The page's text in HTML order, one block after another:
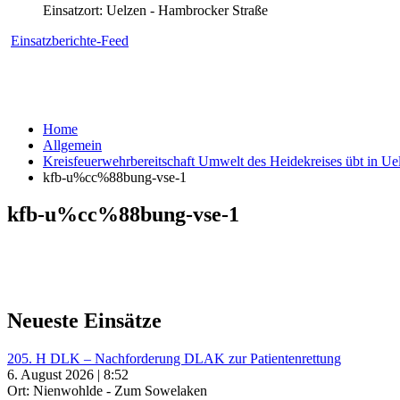
Einsatzort: Uelzen - Hambrocker Straße
Einsatzberichte-Feed
Home
Allgemein
Kreisfeuerwehrbereitschaft Umwelt des Heidekreises übt in
kfb-u%cc%88bung-vse-1
kfb-u%cc%88bung-vse-1
Neueste Einsätze
205. H DLK – Nachforderung DLAK zur Patientenrettung
6. August 2026 | 8:52
Ort: Nienwohlde - Zum Sowelaken